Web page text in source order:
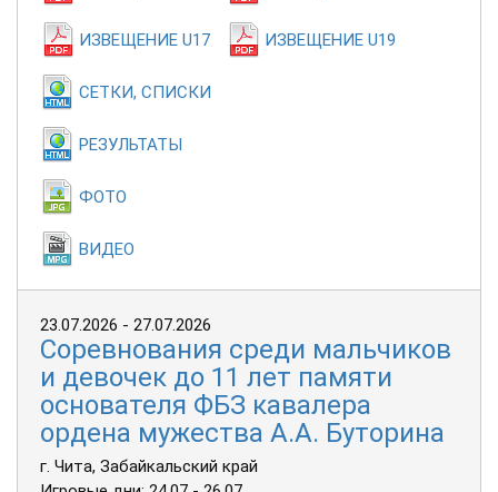
ИЗВЕЩЕНИЕ U17 ИЗВЕЩЕНИЕ U19
СЕТКИ, СПИСКИ
РЕЗУЛЬТАТЫ
ФОТО
ВИДЕО
23.07.2026 - 27.07.2026
Соревнования среди мальчиков
и девочек до 11 лет памяти
основателя ФБЗ кавалера
ордена мужества А.А. Буторина
г. Чита, Забайкальский край